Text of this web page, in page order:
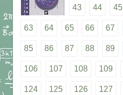
43 44 45
63 64 65 66 67
85 86 87 88 89
106 107 108 109
124 125 126 127